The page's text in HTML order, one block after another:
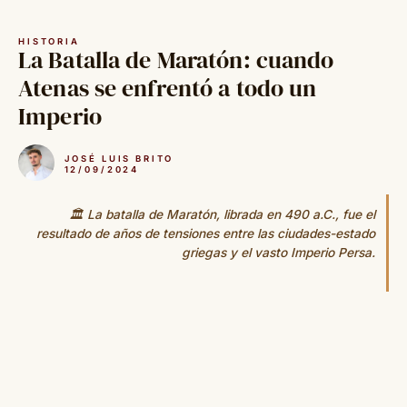
contenido
HISTORIA
La Batalla de Maratón: cuando
Atenas se enfrentó a todo un
Imperio
JOSÉ LUIS BRITO
12/09/2024
🏛️ La batalla de Maratón, librada en 490 a.C., fue el
resultado de años de tensiones entre las ciudades-estado
griegas y el vasto Imperio Persa.